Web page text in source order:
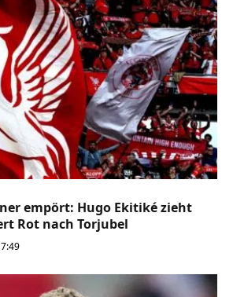
empört: Hugo Ekitiké zieht
Rot nach Torjubel